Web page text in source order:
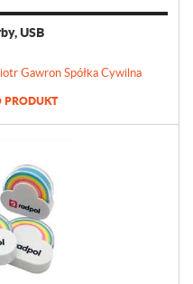
USB
Gawron Spółka Cywilna
PRODUKT